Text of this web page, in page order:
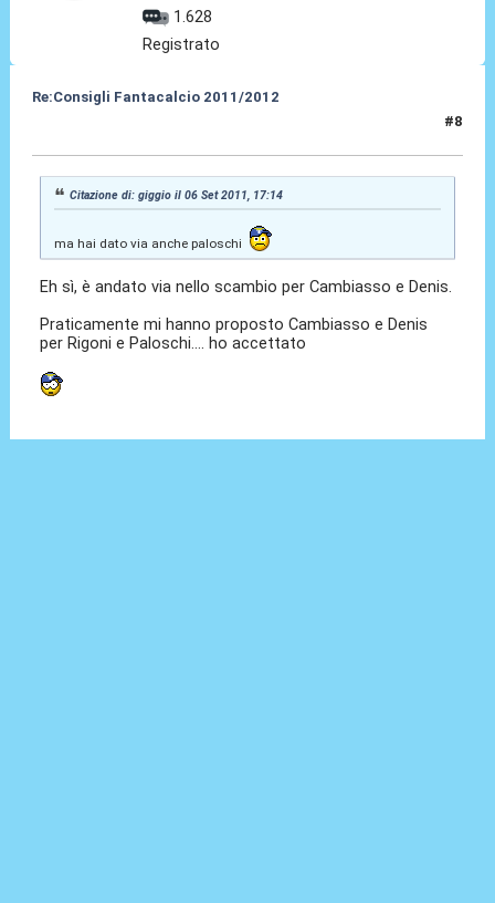
1.628
Registrato
Re:Consigli Fantacalcio 2011/2012
#8
Citazione di: giggio il 06 Set 2011, 17:14
ma hai dato via anche paloschi
Eh sì, è andato via nello scambio per Cambiasso e Denis.
Praticamente mi hanno proposto Cambiasso e Denis
per Rigoni e Paloschi.... ho accettato